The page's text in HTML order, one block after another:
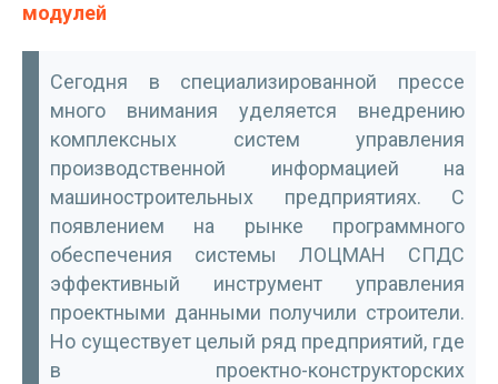
модулей
Сегодня в специализированной прессе
много внимания уделяется внедрению
комплексных систем управления
производственной информацией на
машиностроительных предприятиях. С
появлением на рынке программного
обеспечения системы ЛОЦМАН СПДС
эффективный инструмент управления
проектными данными получили строители.
Но существует целый ряд предприятий, где
в проектно-конструкторских